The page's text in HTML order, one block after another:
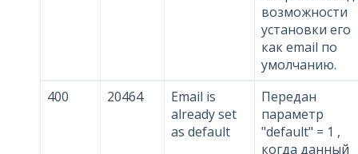
возможности
установки его
как email по
умолчанию.
400
20464
Email is
already set
as default
Передан
параметр
"default" = 1 ,
когда данный